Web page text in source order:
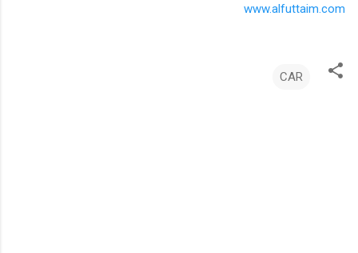
www.alfuttaim.com
CAR